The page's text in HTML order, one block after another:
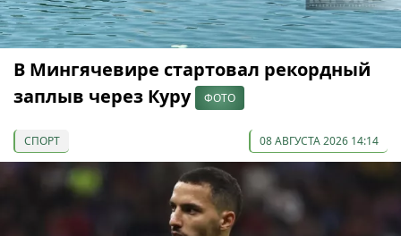
В Мингячевире стартовал рекордный
заплыв через Куру
ФОТО
СПОРТ 08 АВГУСТА 2026 14:14